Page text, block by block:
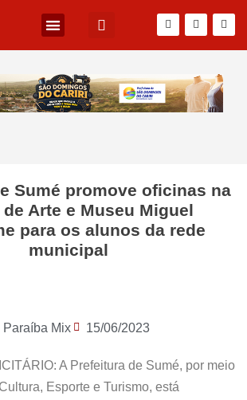
Sumé promove oficinas na
Arte e Museu Miguel
para os alunos da rede
municipal
Paraíba Mix 15/06/2023
A Prefeitura de Sumé, por meio
Esporte e Turismo, está